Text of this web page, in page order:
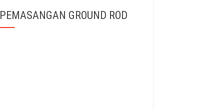
PEMASANGAN GROUND ROD